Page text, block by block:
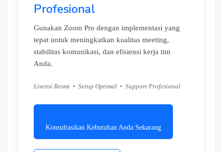
Profesional
Gunakan Zoom Pro dengan implementasi yang
tepat untuk meningkatkan kualitas meeting,
stabilitas komunikasi, dan efisiensi kerja tim
Anda.
Lisensi Resmi • Setup Optimal • Support Profesional
Konsultasikan Kebutuhan Anda Sekarang